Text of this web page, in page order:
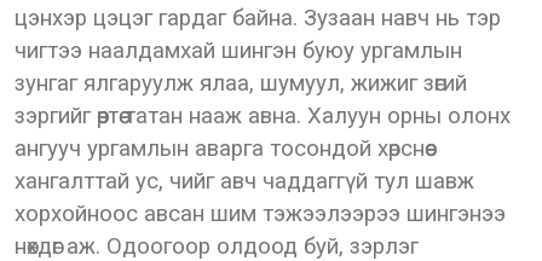
цэнхэр цэцэг гардаг байна. Зузаан навч нь тэр
чигтээ наалдамхай шингэн буюу ургамлын
зунгаг ялгаруулж ялаа, шумуул, жижиг зөгий
зэргийг өөртөө татан нааж авна. Халуун орны олонх
ангууч ургамлын аварга тосондой хөрснөөс
хангалттай ус, чийг авч чаддаггүй тул шавж
хорхойноос авсан шим тэжээлээрээ шингэнээ
нөхдөг аж. Одоогоор олдоод буй, зэрлэг